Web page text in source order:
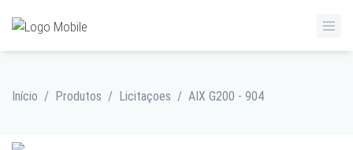
Início / Produtos / Licitaçoes / AIX G200 - 904